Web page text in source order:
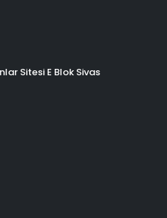
Sitesi E Blok Sivas